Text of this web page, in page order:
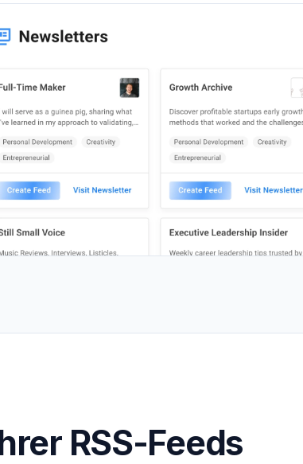
RSS-Feeds